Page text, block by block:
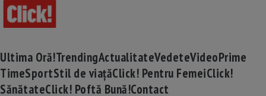
Ultima Oră!TrendingActualitateVedeteVideoPrime
TimeSportStil de viațăClick! Pentru FemeiClick!
SănătateClick! Poftă Bună!Contact